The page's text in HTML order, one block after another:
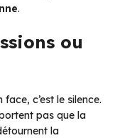
.
ou
c’est le silence.
pas que la
la